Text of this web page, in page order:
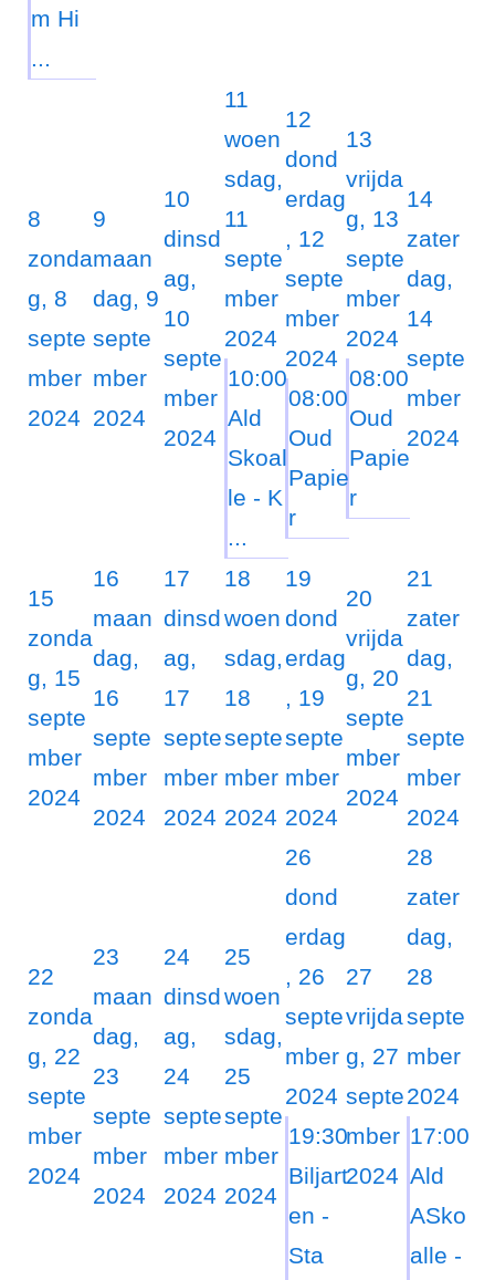
m Hi
...
8
zonda
g, 8
septe
mber
2024
9
maan
dag, 9
septe
mber
2024
10
dinsd
ag,
10
septe
mber
2024
11
woen
sdag,
11
septe
mber
2024
10:00
Ald
Skoal
le - K
...
12
dond
erdag
, 12
septe
mber
2024
08:00
Oud
Papie
r
13
vrijda
g, 13
septe
mber
2024
08:00
Oud
Papie
r
14
zater
dag,
14
septe
mber
2024
15
zonda
g, 15
septe
mber
2024
16
maan
dag,
16
septe
mber
2024
17
dinsd
ag,
17
septe
mber
2024
18
woen
sdag,
18
septe
mber
2024
19
dond
erdag
, 19
septe
mber
2024
20
vrijda
g, 20
septe
mber
2024
21
zater
dag,
21
septe
mber
2024
22
zonda
g, 22
septe
mber
2024
23
maan
dag,
23
septe
mber
2024
24
dinsd
ag,
24
septe
mber
2024
25
woen
sdag,
25
septe
mber
2024
26
dond
erdag
, 26
septe
mber
2024
19:30
Biljart
en -
Sta
27
vrijda
g, 27
septe
mber
2024
28
zater
dag,
28
septe
mber
2024
17:00
Ald
ASko
alle -